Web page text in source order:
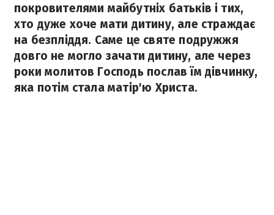
покровителями майбутніх батьків і тих,
хто дуже хоче мати дитину, але страждає
на безпліддя. Саме це святе подружжя
довго не могло зачати дитину, але через
роки молитов Господь послав їм дівчинку,
яка потім стала матір'ю Христа.